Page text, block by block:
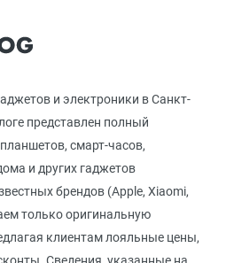
и электроники в Санкт-
представлен полный
смарт-часов,
и других гаджетов
брендов (Apple, Xiaomi,
только оригинальную
клиентам лояльные цены,